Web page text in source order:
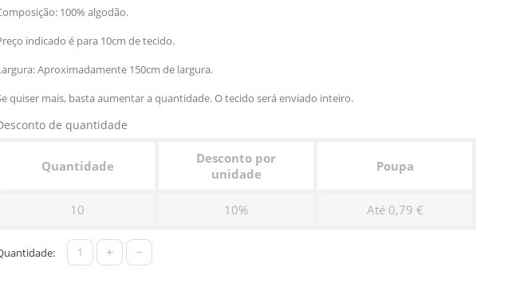
100% algodão.
indicado é para 10cm de tecido.
Aproximadamente 150cm de largura.
quiser mais, basta aumentar a quantidade. O tecido será enviado inteiro.
de quantidade
Quantidade
Desconto por
unidade
Poupa
10 10% Até 0,79 €
+ -